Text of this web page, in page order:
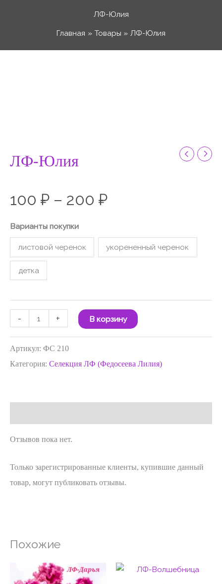
ЛФ-Юлия
Главная
Товары ЛФ-Юлия
ЛФ-Юлия
100 ₽ – 200 ₽200 ₽
Варианты покупки
листовой черенок укорененный черенок
детка
- + В корзину
Артикул: ФС 210
Категория: Селекция ЛФ (Федосеева Лилия)
Отзывов пока нет.
Только зарегистрированные клиенты, купившие данный
товар, могут публиковать отзывы.
Похожие
Диапазон
цен:
цен: